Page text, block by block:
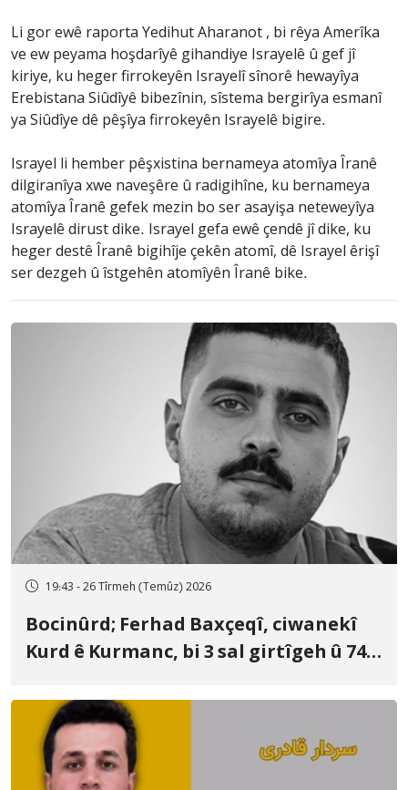
Li gor ewê raporta Yedihut Aharanot , bi rêya Amerîka
ve ew peyama hoşdarîyê gihandiye Israyelê û gef jî
kiriye, ku heger firrokeyên Israyelî sînorê hewayîya
Erebistana Siûdîyê bibezînin, sîstema bergirîya esmanî
ya Siûdîye dê pêşîya firrokeyên Israyelê bigire.
Israyel li hember pêşxistina bernameya atomîya Îranê
dilgiranîya xwe naveşêre û radigihîne, ku bernameya
atomîya Îranê gefek mezin bo ser asayişa neteweyîya
Israyelê dirust dike. Israyel gefa ewê çendê jî dike, ku
heger destê Îranê bigihîje çekên atomî, dê Israyel êrişî
ser dezgeh û îstgehên atomîyên Îranê bike.
19:43 - 26 Tîrmeh (Temûz) 2026
Bocinûrd; Ferhad Baxçeqî, ciwanekî
Kurd ê Kurmanc, bi 3 sal girtîgeh û 74